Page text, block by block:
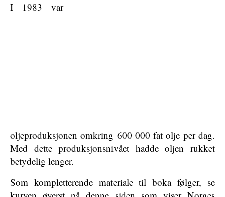
I 1983 var
oljeproduksjonen omkring 600 000 fat olje per dag.
Med dette produksjonsnivået hadde oljen rukket
betydelig lenger.
Som kompletterende materiale til boka følger, se